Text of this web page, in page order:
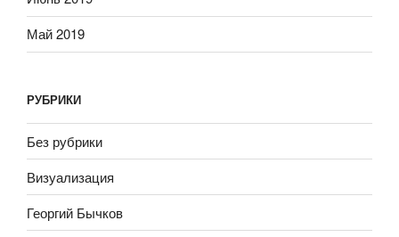
Май 2019
РУБРИКИ
Без рубрики
Визуализация
Георгий Бычков